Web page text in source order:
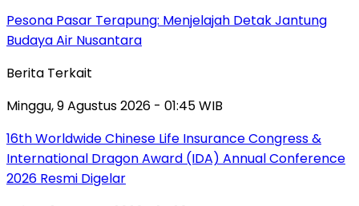
Pesona Pasar Terapung: Menjelajah Detak Jantung
Budaya Air Nusantara
Berita Terkait
Minggu, 9 Agustus 2026 - 01:45 WIB
16th Worldwide Chinese Life Insurance Congress &
International Dragon Award (IDA) Annual Conference
2026 Resmi Digelar